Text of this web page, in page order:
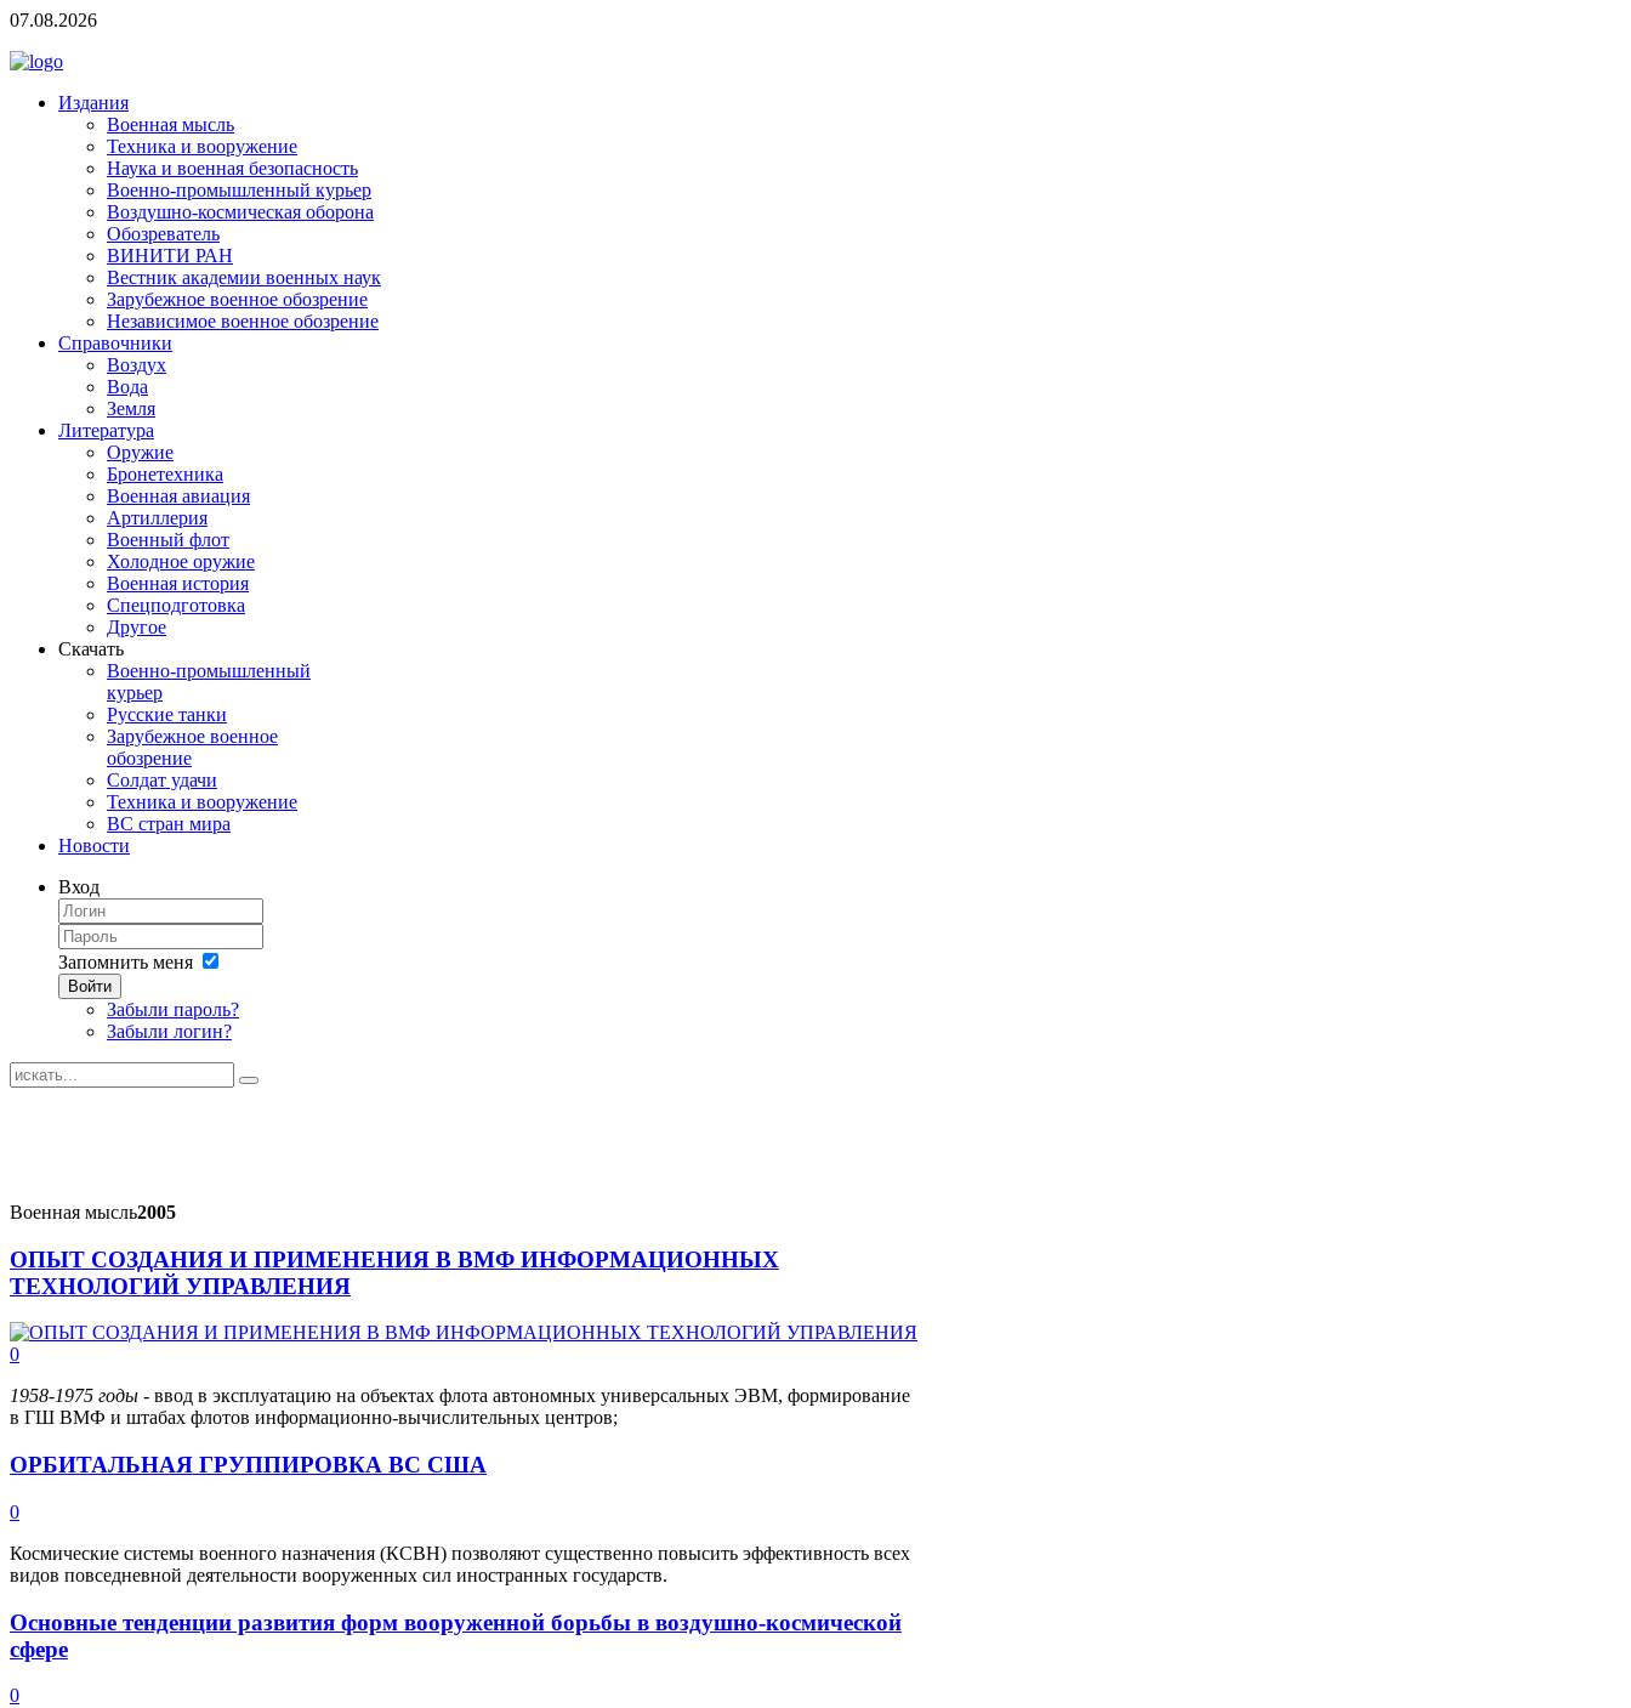
07.08.2026
Издания
Военная мысль
Техника и вооружение
Наука и военная безопасность
Военно-промышленный курьер
Воздушно-космическая оборона
Обозреватель
ВИНИТИ РАН
Вестник академии военных наук
Зарубежное военное обозрение
Независимое военное обозрение
Справочники
Воздух
Вода
Земля
Литература
Оружие
Бронетехника
Военная авиация
Артиллерия
Военный флот
Холодное оружие
Военная история
Спецподготовка
Другое
Скачать
Военно-промышленный
курьер
Русские танки
Зарубежное военное
обозрение
Солдат удачи
Техника и вооружение
ВС стран мира
Новости
Вход
Запомнить меня
Войти
Забыли пароль?
Забыли логин?
Военная мысль2005
ОПЫТ СОЗДАНИЯ И ПРИМЕНЕНИЯ В ВМФ ИНФОРМАЦИОННЫХ
ТЕХНОЛОГИЙ УПРАВЛЕНИЯ
0
1958-1975 годы - ввод в эксплуатацию на объектах флота автономных универсальных ЭВМ, формирование
в ГШ ВМФ и штабах флотов информационно-вычислительных центров;
ОРБИТАЛЬНАЯ ГРУППИРОВКА ВС США
0
Космические системы военного назначения (КСВН) позволяют существенно повысить эффективность всех
видов повседневной деятельности вооруженных сил иностранных государств.
Основные тенденции развития форм вооруженной борьбы в воздушно-космической
сфере
0